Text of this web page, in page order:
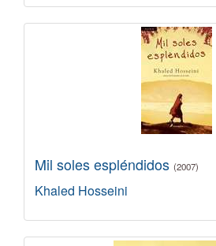
Mil soles espléndidos (2007)
Khaled Hosseini